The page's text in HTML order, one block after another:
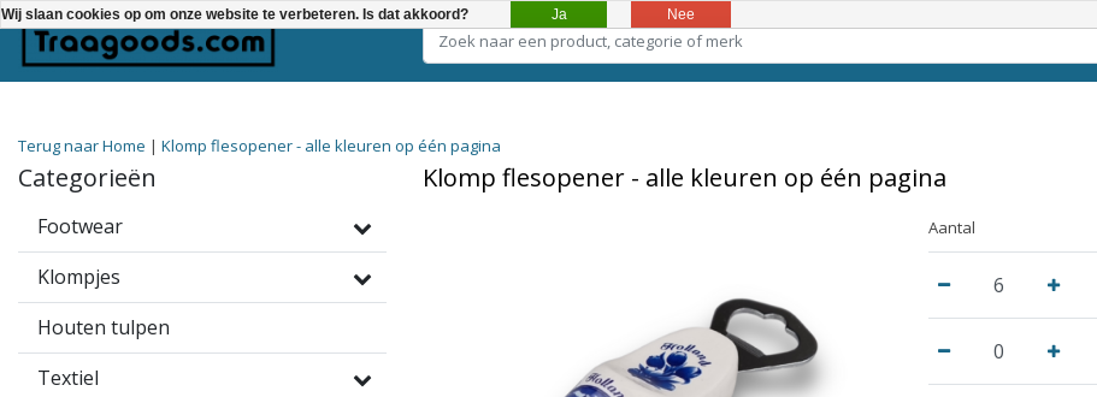
Terug naar Home | Klomp flesopener - alle kleuren op één pagina
Categorieën
Footwear
Klompjes
Houten tulpen
Textiel
Klomp flesopener - alle kleuren op één pagina
Aantal
Wij slaan cookies op om onze website te verbeteren. Is dat akkoord? Ja Nee